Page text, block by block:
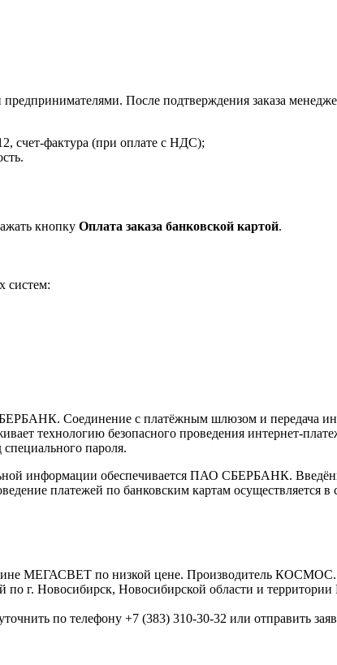
После подтверждения заказа
счет-фактура (при оплате с НДС);
кнопку Оплата заказа банковской картой.
систем:
Соединение с платёжным шлюзом и передача
технологию безопасного проведения интернет-
пароля.
информации обеспечивается ПАО СБЕРБАНК.
платежей по банковским картам осуществляется в
МЕГАСВЕТ по низкой цене. Производитель КОСМОС.
г. Новосибирск, Новосибирской области и
по телефону +7 (383) 310-30-32 или отправить